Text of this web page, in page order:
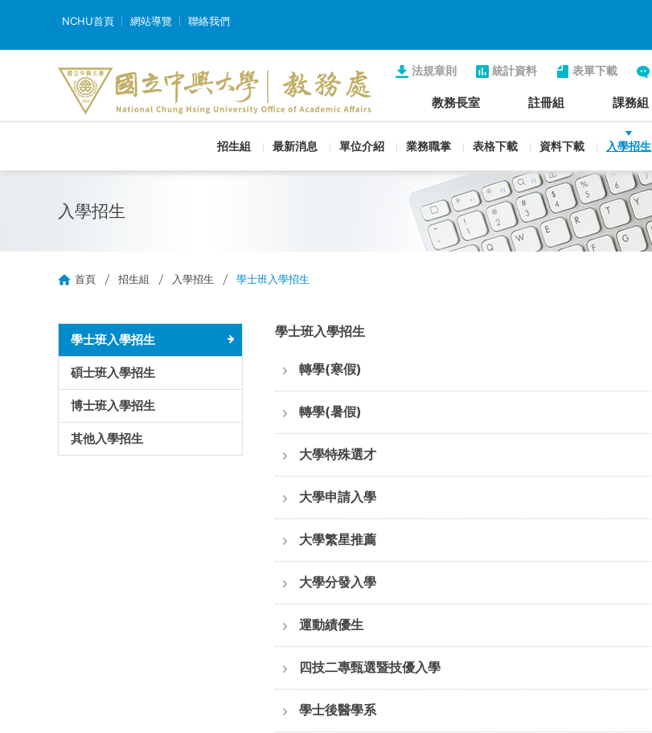
NCHU首頁 網站導覽 聯絡我們
法規章則 統計資料 表單下載
教務長室 註冊組 課務組
招生組 最新消息 單位介紹 業務職掌 表格下載 資料下載 入學招生
入學招生
首頁 招生組 入學招生 學士班入學招生
學士班入學招生
碩士班入學招生
博士班入學招生
其他入學招生
學士班入學招生
轉學(寒假)
轉學(暑假)
大學特殊選才
大學申請入學
大學繁星推薦
大學分發入學
運動績優生
四技二專甄選暨技優入學
學士後醫學系